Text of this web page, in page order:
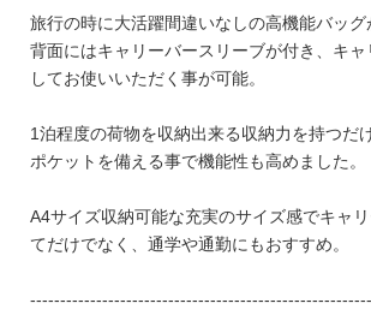
ご利用ガイド
会社概要
プライバシーポリシー
旅行の時に大活躍間違いなしの高機能バッグ
背面にはキャリーバースリーブが付き、キャ
してお使いいただく事が可能。
1泊程度の荷物を収納出来る収納力を持つだ
ポケットを備える事で機能性も高めました。
A4サイズ収納可能な充実のサイズ感でキャ
てだけでなく、通学や通勤にもおすすめ。